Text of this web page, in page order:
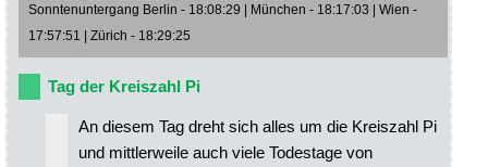
Sonntenuntergang Berlin - 18:08:29 | München - 18:17:03 | Wien -
17:57:51 | Zürich - 18:29:25
Tag der Kreiszahl Pi
An diesem Tag dreht sich alles um die Kreiszahl Pi
und mittlerweile auch viele Todestage von